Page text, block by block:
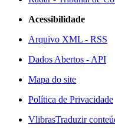
Acessibilidade
Arquivo XML - RSS
Dados Abertos - API
Mapa do site
Política de Privacidade
VlibrasTraduzir